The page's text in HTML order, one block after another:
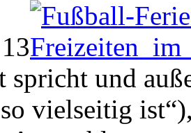
spricht und
vielseitig